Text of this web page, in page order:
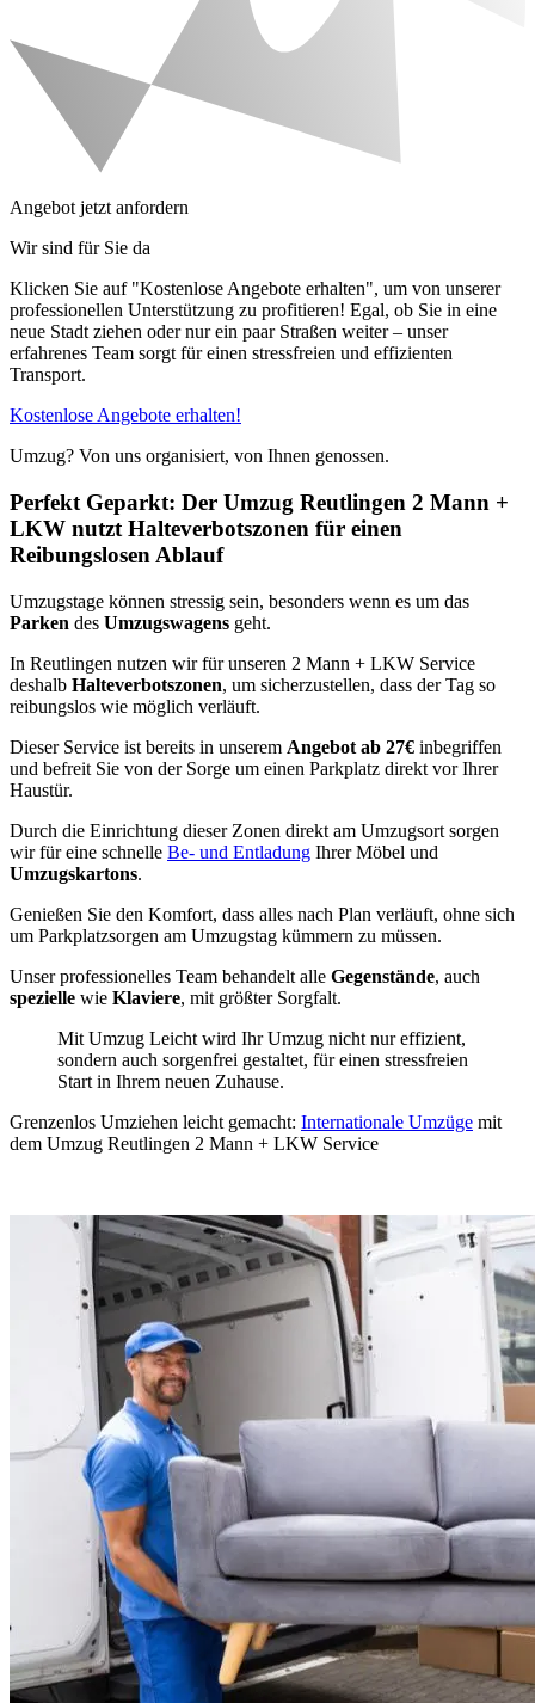
Angebot jetzt anfordern
Wir sind für Sie da
Klicken Sie auf "Kostenlose Angebote erhalten", um von unserer
professionellen Unterstützung zu profitieren! Egal, ob Sie in eine
neue Stadt ziehen oder nur ein paar Straßen weiter – unser
erfahrenes Team sorgt für einen stressfreien und effizienten
Transport.
Kostenlose Angebote erhalten!
Umzug? Von uns organisiert, von Ihnen genossen.
Perfekt Geparkt: Der Umzug Reutlingen 2 Mann +
LKW nutzt Halteverbotszonen für einen
Reibungslosen Ablauf
Umzugstage können stressig sein, besonders wenn es um das
Parken des Umzugswagens geht.
In Reutlingen nutzen wir für unseren 2 Mann + LKW Service
deshalb Halteverbotszonen, um sicherzustellen, dass der Tag so
reibungslos wie möglich verläuft.
Dieser Service ist bereits in unserem Angebot ab 27€ inbegriffen
und befreit Sie von der Sorge um einen Parkplatz direkt vor Ihrer
Haustür.
Durch die Einrichtung dieser Zonen direkt am Umzugsort sorgen
wir für eine schnelle Be- und Entladung Ihrer Möbel und
Umzugskartons.
Genießen Sie den Komfort, dass alles nach Plan verläuft, ohne sich
um Parkplatzsorgen am Umzugstag kümmern zu müssen.
Unser professionelles Team behandelt alle Gegenstände, auch
spezielle wie Klaviere, mit größter Sorgfalt.
Mit Umzug Leicht wird Ihr Umzug nicht nur effizient,
sondern auch sorgenfrei gestaltet, für einen stressfreien
Start in Ihrem neuen Zuhause.
Grenzenlos Umziehen leicht gemacht: Internationale Umzüge mit
dem Umzug Reutlingen 2 Mann + LKW Service